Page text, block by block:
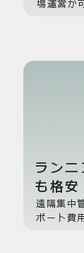
場運営が
遠隔集中
ポート費
ランニ
も格安